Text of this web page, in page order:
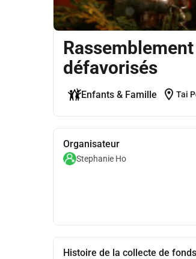
défavorisés
Enfants & Famille location_on Tai
Organisateur
Stephanie Ho
Histoire de la collecte de fonds